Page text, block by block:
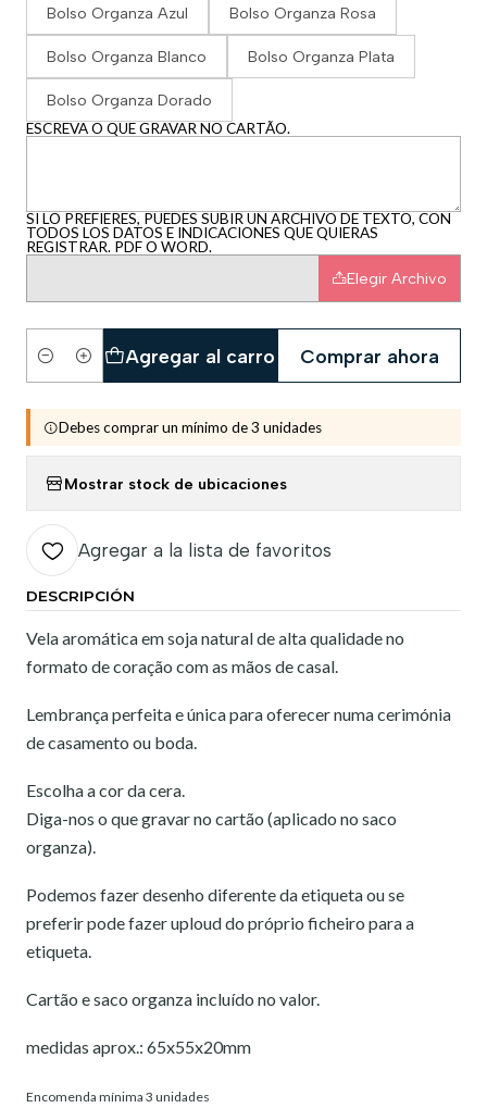
Bolso Organza Azul Bolso Organza Rosa
Bolso Organza Blanco Bolso Organza Plata
Bolso Organza Dorado
ESCREVA O QUE GRAVAR NO CARTÃO.
SI LO PREFIERES, PUEDES SUBIR UN ARCHIVO DE TEXTO, CON
TODOS LOS DATOS E INDICACIONES QUE QUIERAS
REGISTRAR. PDF O WORD.
Elegir Archivo
Cantidad
Agregar al carro Comprar ahora
Debes comprar un mínimo de 3 unidades
Mostrar stock de ubicaciones
Agregar a la lista de favoritos
DESCRIPCIÓN
Vela aromática em soja natural de alta qualidade no
formato de coração com as mãos de casal.
Lembrança perfeita e única para oferecer numa cerimónia
de casamento ou boda.
Escolha a cor da cera.
Diga-nos o que gravar no cartão (aplicado no saco
organza).
Podemos fazer desenho diferente da etiqueta ou se
preferir pode fazer uploud do próprio ficheiro para a
etiqueta.
Cartão e saco organza incluído no valor.
medidas aprox.: 65x55x20mm
Encomenda mínima 3 unidades